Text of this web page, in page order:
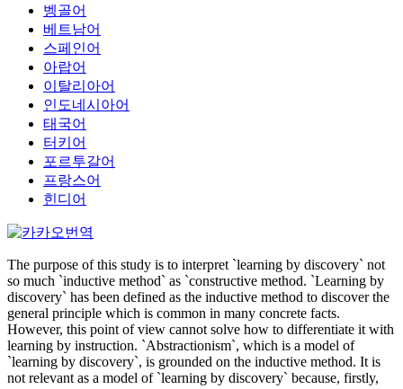
벵골어
베트남어
스페인어
아랍어
이탈리아어
인도네시아어
태국어
터키어
포르투갈어
프랑스어
힌디어
The purpose of this study is to interpret `learning by discovery` not
so much `inductive method` as `constructive method. `Learning by
discovery` has been defined as the inductive method to discover the
general principle which is common in many concrete facts.
However, this point of view cannot solve how to differentiate it with
learning by instruction. `Abstractionism`, which is a model of
`learning by discovery`, is grounded on the inductive method. It is
not relevant as a model of `learning by discovery` because, firstly,